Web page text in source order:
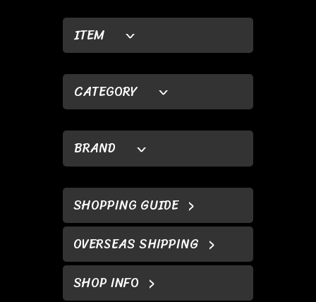
ITEM
CATEGORY
BRAND
SHOPPING GUIDE
OVERSEAS SHIPPING
SHOP INFO